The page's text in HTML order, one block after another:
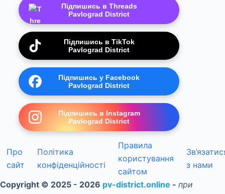
Підпишись в Threads
Pavlograd District
Підпишись в TikTok
Pavlograd District
Підпишись у Facebook
Pavlograd District
Підпишись в Instagram
Pavlograd District
Про
сайт
Політика
конфіденційності
Правила
користування
сайтом
з нами
Copyright © 2025 - 2026 pv-district.online - при